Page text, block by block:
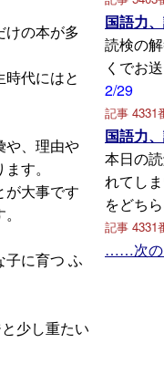
の本が多
代にはと
や、理由や
す。
大事です
に育つ ふ
少し重たい
国語力
読検の
くでお
2/29
記事 4331
国語力
本日の
れてし
をどち
記事 4331
……次の